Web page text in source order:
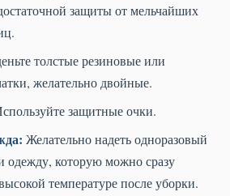
защиты от мельчайших
толстые резиновые или
желательно двойные.
защитные очки.
Желательно надеть одноразовый
одежду, которую можно сразу
температуре после уборки.